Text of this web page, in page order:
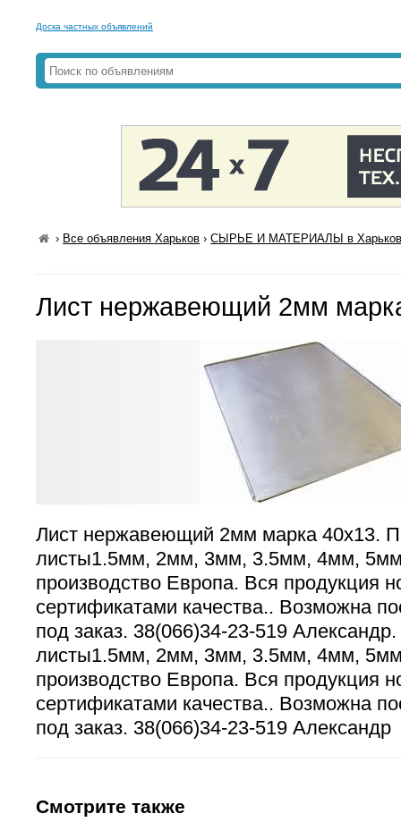
Доска частных объявлений
› Все объявления Харьков ›СЫРЬЕ И МАТЕРИАЛЫ в
Лист нержавеющий 2мм
Лист нержавеющий 2мм марка 40х13.
листы1.5мм, 2мм, 3мм, 3.5мм, 4мм, 5мм
производство Европа. Вся продукция
сертификатами качества.. Возможна
под заказ. 38(066)34-23-519
листы1.5мм, 2мм, 3мм, 3.5мм, 4мм, 5мм
производство Европа. Вся продукция
сертификатами качества.. Возможна
под заказ. 38(066)34-23-519 Александр
Смотрите также